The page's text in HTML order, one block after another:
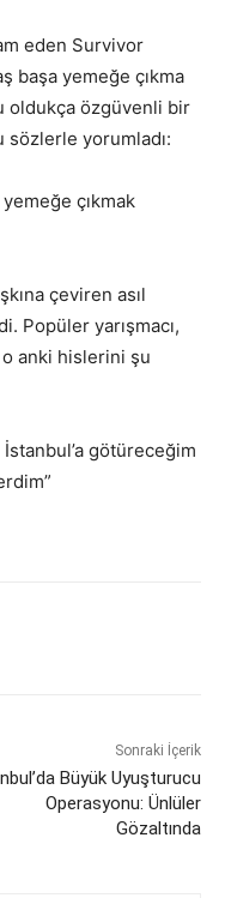
eden Survivor
başa yemeğe çıkma
oldukça özgüvenli bir
sözlerle yorumladı:
çıkmak
çeviren asıl
Popüler yarışmacı,
o anki hislerini şu
götüreceğim
Sonraki İçerik
Büyük Uyuşturucu
Operasyonu: Ünlüler
Gözaltında